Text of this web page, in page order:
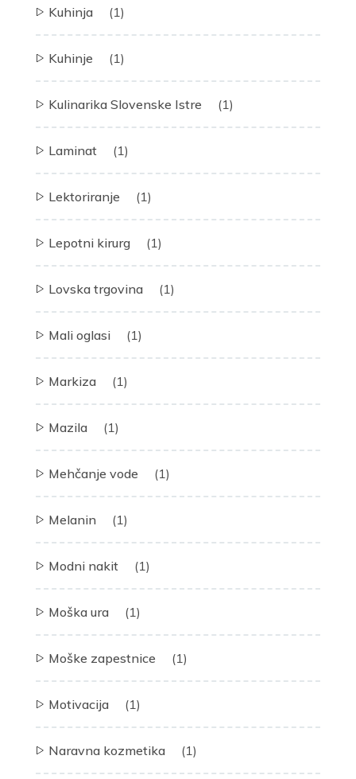
Kuhinja (1)
Kuhinje (1)
Kulinarika Slovenske Istre (1)
Laminat (1)
Lektoriranje (1)
Lepotni kirurg (1)
Lovska trgovina (1)
Mali oglasi (1)
Markiza (1)
Mazila (1)
Mehčanje vode (1)
Melanin (1)
Modni nakit (1)
Moška ura (1)
Moške zapestnice (1)
Motivacija (1)
Naravna kozmetika (1)